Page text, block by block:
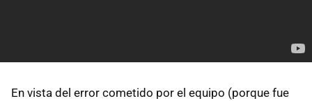
En vista del error cometido por el equipo (porque fue